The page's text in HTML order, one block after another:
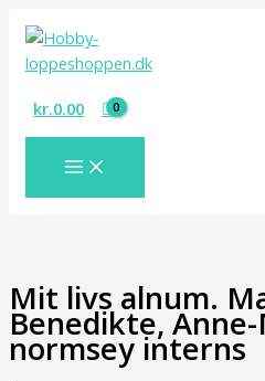
indholdet
kr.0.00
Mit livs alnum.
Benedikte,
normsey interns
livs
alnum.
Benedikte,
Anne-